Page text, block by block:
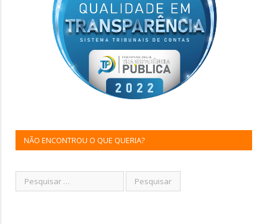
NÃO ENCONTROU O QUE QUERIA?